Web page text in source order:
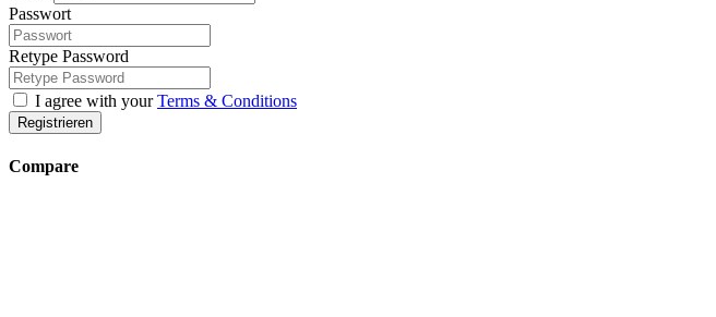
Passwort
Retype Password
I agree with yourTerms & Conditions
Registrieren
Compare